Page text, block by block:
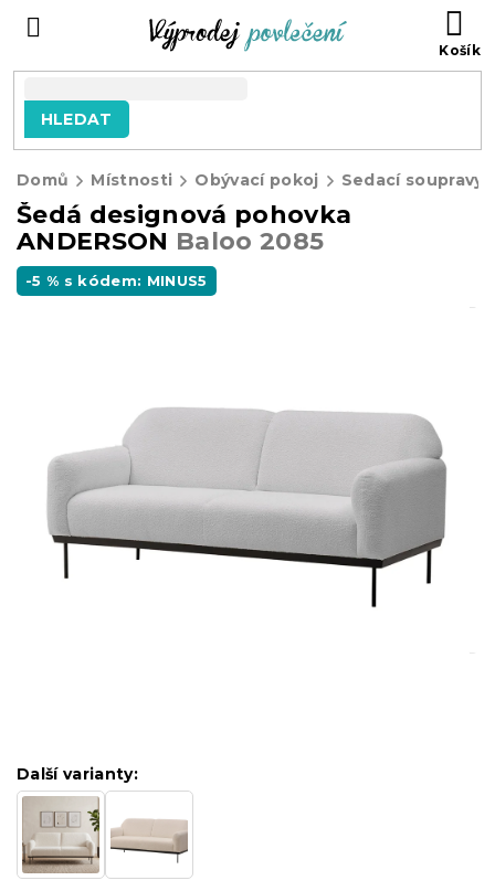
HLEDAT
Domů Místnosti Obývací pokoj Sedací soupravy
Šedá designová pohovka
ANDERSON Baloo 2085
-5 % s kódem: MINUS5
Další varianty: